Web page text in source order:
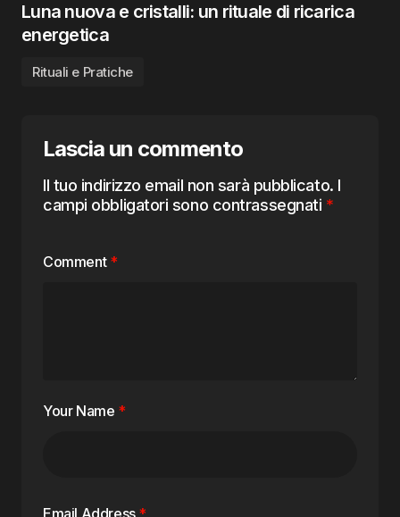
Luna nuova e cristalli: un rituale di ricarica
energetica
Rituali e Pratiche
Lascia un commento
Il tuo indirizzo email non sarà pubblicato. I
campi obbligatori sono contrassegnati *
Comment *
Your Name *
Email Address *